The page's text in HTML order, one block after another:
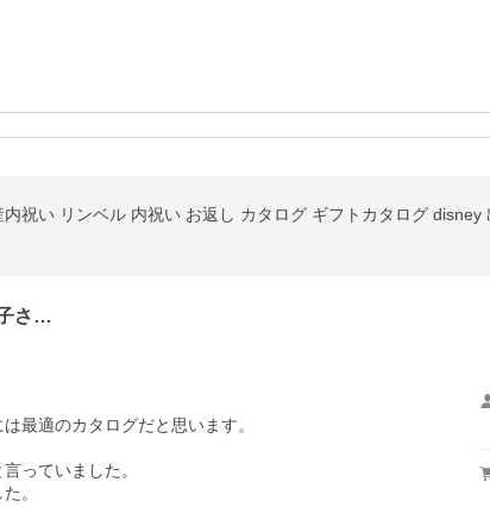
さ…
最適のカタログだと思います。
っていました。
。